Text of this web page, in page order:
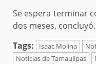
Se espera terminar
dos meses, concluyó.
Tags:
Isaac Molina
Noticias de Tamaulipas